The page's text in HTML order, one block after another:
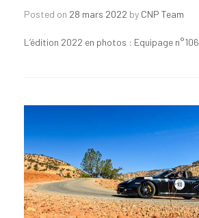
Posted on 28 mars 2022 by CNP Team
L’édition 2022 en photos : Equipage n°106